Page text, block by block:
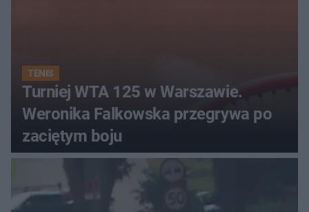
TENIS
Turniej WTA 125 w Warszawie.
Weronika Falkowska przegrywa po
zaciętym boju